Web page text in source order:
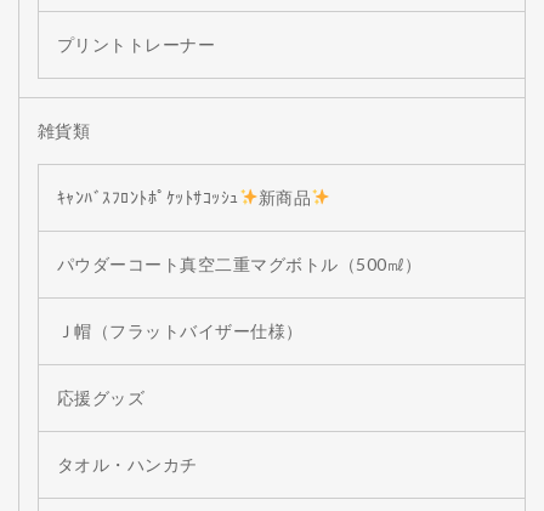
プリントトレーナー
雑貨類
ｷｬﾝﾊﾞｽﾌﾛﾝﾄﾎﾟｹｯﾄｻｺｯｼｭ 新商品
パウダーコート真空二重マグボトル（500㎖）
Ｊ帽（フラットバイザー仕様）
応援グッズ
タオル・ハンカチ